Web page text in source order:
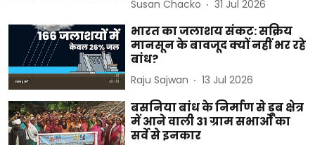
Susan Chacko 31 Jul 2026
भारत का जलाशय संकट: सक्रिय
मानसून के बावजूद क्यों नहीं भर रहे
बांध?
Raju Sajwan 13 Jul 2026
बसनिया बांध के निर्माण से डूब क्षेत्र
में आने वाली 31 ग्राम सभाओं का
सर्वे से इनकार